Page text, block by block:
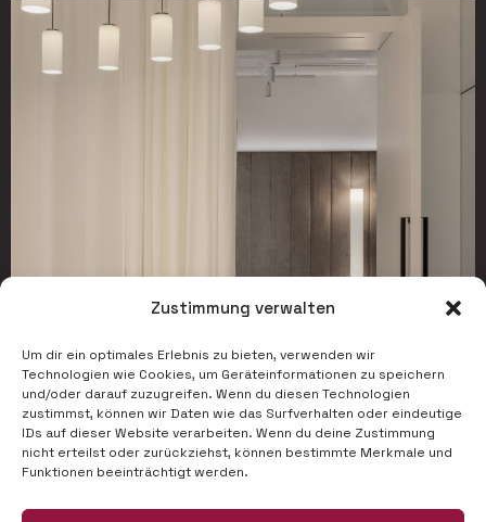
Zustimmung verwalten
Um dir ein optimales Erlebnis zu bieten, verwenden wir
Technologien wie Cookies, um Geräteinformationen zu speichern
und/oder darauf zuzugreifen. Wenn du diesen Technologien
zustimmst, können wir Daten wie das Surfverhalten oder eindeutige
IDs auf dieser Website verarbeiten. Wenn du deine Zustimmung
nicht erteilst oder zurückziehst, können bestimmte Merkmale und
Funktionen beeinträchtigt werden.